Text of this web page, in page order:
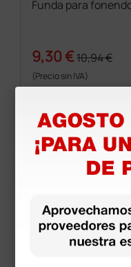
Funda para
9,30 €10,94 €
(Precio sin IVA)
Productos